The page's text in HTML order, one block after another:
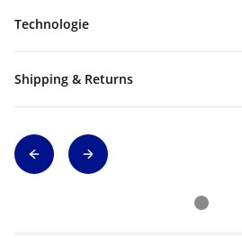
Technologie
Shipping & Returns